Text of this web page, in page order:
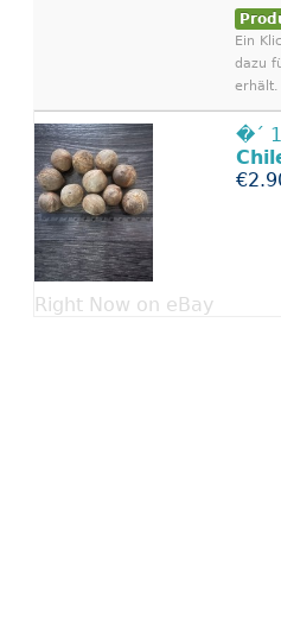
Ein
dazu
erhält.
�´
Right Now on eBay